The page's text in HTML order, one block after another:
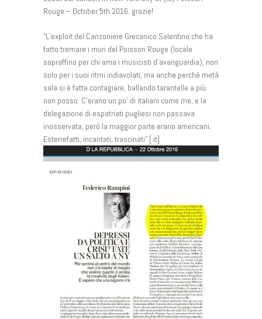
Rouge – October 5th 2016. grazie!
“L’exploit del Canzoniere Grecanico Salentino che ha
fatto tremare i muri del Poisson Rouge (locale
sopraffino per chi ama i musicisti d’avanguardia), non
solo per i suoi ritmi indiavolati, ma anche perché metà
sala si è fatta contagiare, ballando tarantelle a più
non posso. C’erano un po’ di italiani come me, e la
delegazione di espatriati pugliesi non passava
inosservata, però la maggior parte erano americani.
Esterrefatti, incantati, trascinati”.[:it]